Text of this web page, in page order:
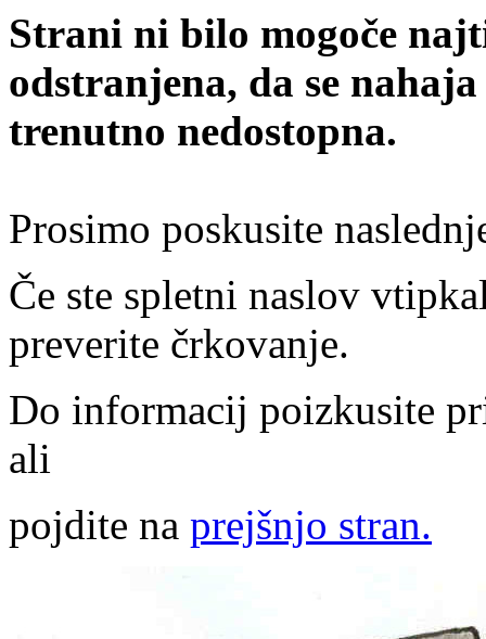
Strani ni bilo mogoče
odstranjena, da se
trenutno nedostopna.
Prosimo poskusite
Če ste spletni naslov
preverite črkovanje.
Do informacij poizkusite
ali
pojdite na prejšnjo stran.